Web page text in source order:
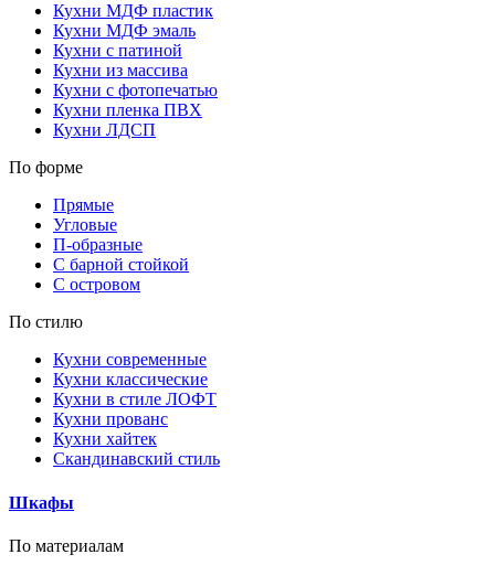
Кухни МДФ пластик
Кухни МДФ эмаль
Кухни с патиной
Кухни из массива
Кухни с фотопечатью
Кухни пленка ПВХ
Кухни ЛДСП
По форме
Прямые
Угловые
П-образные
С барной стойкой
С островом
По стилю
Кухни современные
Кухни классические
Кухни в стиле ЛОФТ
Кухни прованс
Кухни хайтек
Скандинавский стиль
Шкафы
По материалам